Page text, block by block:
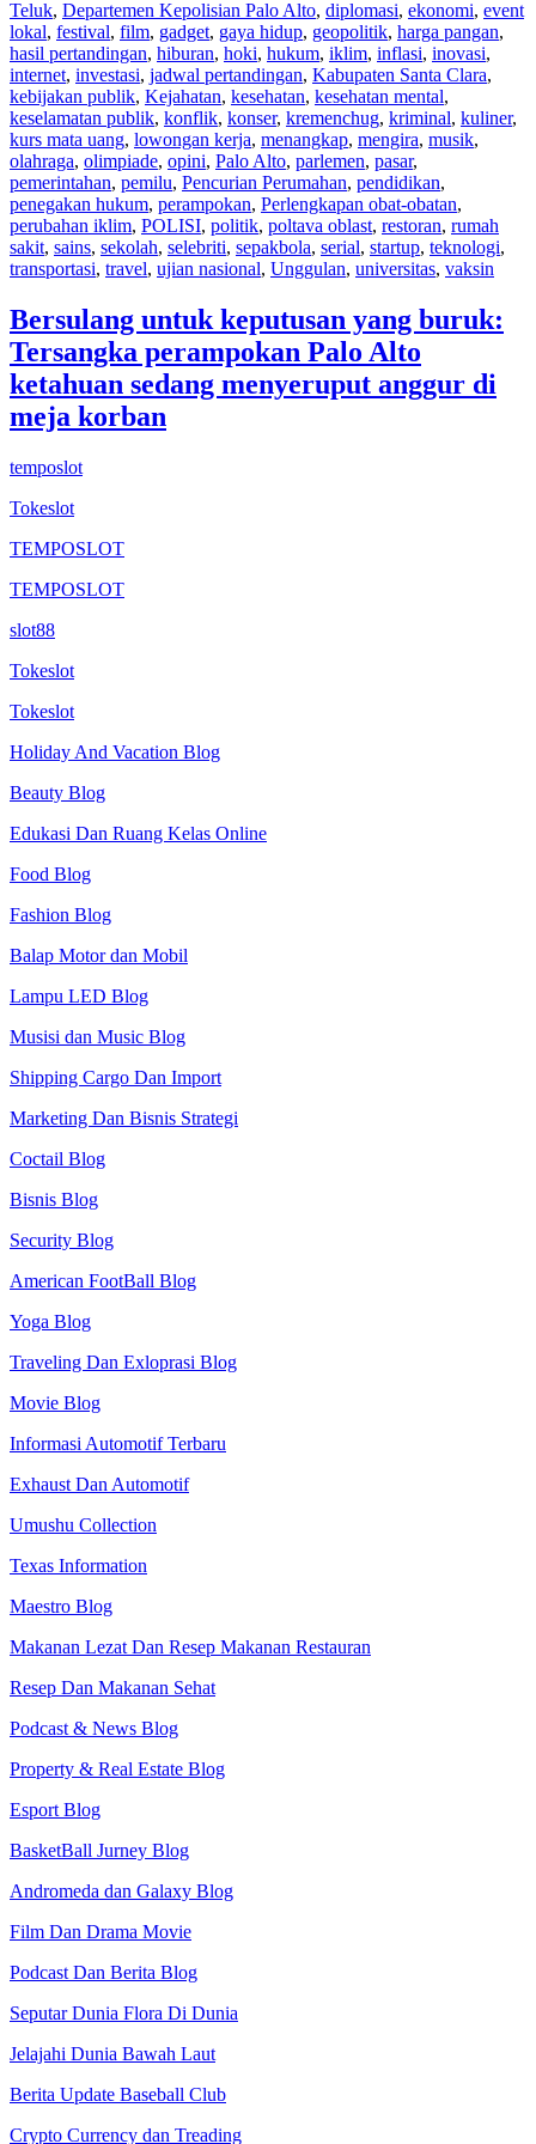
Teluk, Departemen Kepolisian Palo Alto, diplomasi, ekonomi, event
lokal, festival, film, gadget, gaya hidup, geopolitik, harga pangan,
hasil pertandingan, hiburan, hoki, hukum, iklim, inflasi, inovasi,
internet, investasi, jadwal pertandingan, Kabupaten Santa Clara,
kebijakan publik, Kejahatan, kesehatan, kesehatan mental,
keselamatan publik, konflik, konser, kremenchug, kriminal, kuliner,
kurs mata uang, lowongan kerja, menangkap, mengira, musik,
olahraga, olimpiade, opini, Palo Alto, parlemen, pasar,
pemerintahan, pemilu, Pencurian Perumahan, pendidikan,
penegakan hukum, perampokan, Perlengkapan obat-obatan,
perubahan iklim, POLISI, politik, poltava oblast, restoran, rumah
sakit, sains, sekolah, selebriti, sepakbola, serial, startup, teknologi,
transportasi, travel, ujian nasional, Unggulan, universitas, vaksin
Bersulang untuk keputusan yang buruk:
Tersangka perampokan Palo Alto
ketahuan sedang menyeruput anggur di
meja korban
temposlot
Tokeslot
TEMPOSLOT
TEMPOSLOT
slot88
Tokeslot
Tokeslot
Holiday And Vacation Blog
Beauty Blog
Edukasi Dan Ruang Kelas Online
Food Blog
Fashion Blog
Balap Motor dan Mobil
Lampu LED Blog
Musisi dan Music Blog
Shipping Cargo Dan Import
Marketing Dan Bisnis Strategi
Coctail Blog
Bisnis Blog
Security Blog
American FootBall Blog
Yoga Blog
Traveling Dan Exloprasi Blog
Movie Blog
Informasi Automotif Terbaru
Exhaust Dan Automotif
Umushu Collection
Texas Information
Maestro Blog
Makanan Lezat Dan Resep Makanan Restauran
Resep Dan Makanan Sehat
Podcast & News Blog
Property & Real Estate Blog
Esport Blog
BasketBall Jurney Blog
Andromeda dan Galaxy Blog
Film Dan Drama Movie
Podcast Dan Berita Blog
Seputar Dunia Flora Di Dunia
Jelajahi Dunia Bawah Laut
Berita Update Baseball Club
Crypto Currency dan Treading